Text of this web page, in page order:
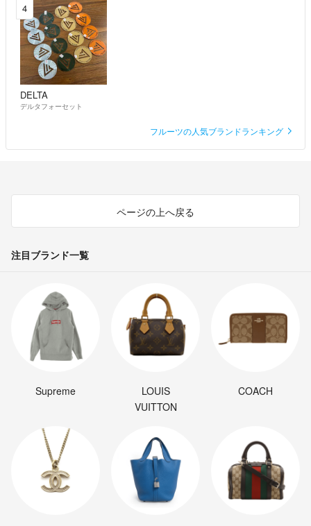
4
DELTA
デルタフォーセット
フルーツの人気ブランドランキング
ページの上へ戻る
注目ブランド一覧
Supreme
LOUIS
VUITTON
COACH